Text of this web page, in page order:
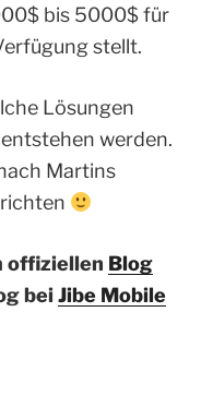
bis 5000$ für
stellt.
Lösungen
werden.
Martins
offiziellen Blog
bei Jibe Mobile